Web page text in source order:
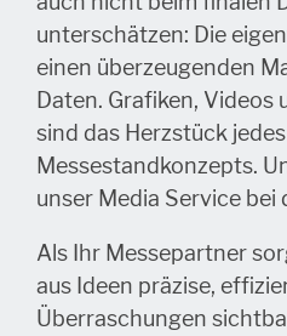
unterschätzen: Die
einen überzeugenden
Daten. Grafiken, Videos
sind das Herzstück jedes
Messestandkonzepts.
unser Media Service bei
Als Ihr Messepartner
aus Ideen präzise,
Überraschungen